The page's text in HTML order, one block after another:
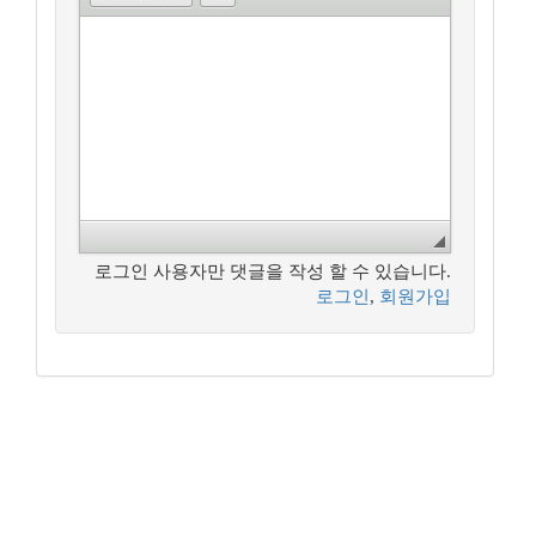
로그인 사용자만 댓글을 작성 할 수 있습니다.
로그인 , 회원가입